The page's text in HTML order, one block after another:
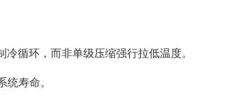
循环，而非单级压缩强行拉低温度。
寿命。